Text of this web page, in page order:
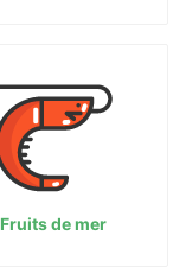
Fruits de mer